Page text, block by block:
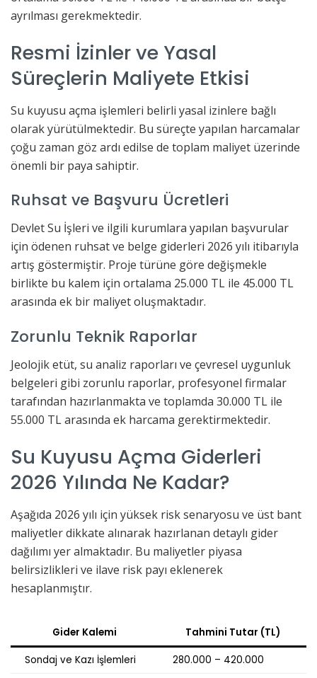
ayrılması gerekmektedir.
Resmi İzinler ve Yasal
Süreçlerin Maliyete Etkisi
Su kuyusu açma işlemleri belirli yasal izinlere bağlı
olarak yürütülmektedir. Bu süreçte yapılan harcamalar
çoğu zaman göz ardı edilse de toplam maliyet üzerinde
önemli bir paya sahiptir.
Ruhsat ve Başvuru Ücretleri
Devlet Su İşleri ve ilgili kurumlara yapılan başvurular
için ödenen ruhsat ve belge giderleri 2026 yılı itibarıyla
artış göstermiştir. Proje türüne göre değişmekle
birlikte bu kalem için ortalama 25.000 TL ile 45.000 TL
arasında ek bir maliyet oluşmaktadır.
Zorunlu Teknik Raporlar
Jeolojik etüt, su analiz raporları ve çevresel uygunluk
belgeleri gibi zorunlu raporlar, profesyonel firmalar
tarafından hazırlanmakta ve toplamda 30.000 TL ile
55.000 TL arasında ek harcama gerektirmektedir.
Su Kuyusu Açma Giderleri
2026 Yılında Ne Kadar?
Aşağıda 2026 yılı için yüksek risk senaryosu ve üst bant
maliyetler dikkate alınarak hazırlanan detaylı gider
dağılımı yer almaktadır. Bu maliyetler piyasa
belirsizlikleri ve ilave risk payı eklenerek
hesaplanmıştır.
Gider Kalemi Tahmini Tutar (TL)
Sondaj ve Kazı İşlemleri
280.000 – 420.000